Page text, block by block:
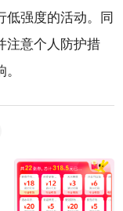
低强度的活动。同
注意个人防护措